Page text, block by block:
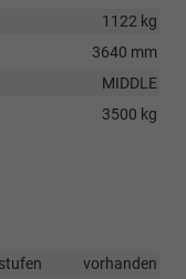
1122 kg
3640 mm
MIDDLE
3500 kg
vorhanden